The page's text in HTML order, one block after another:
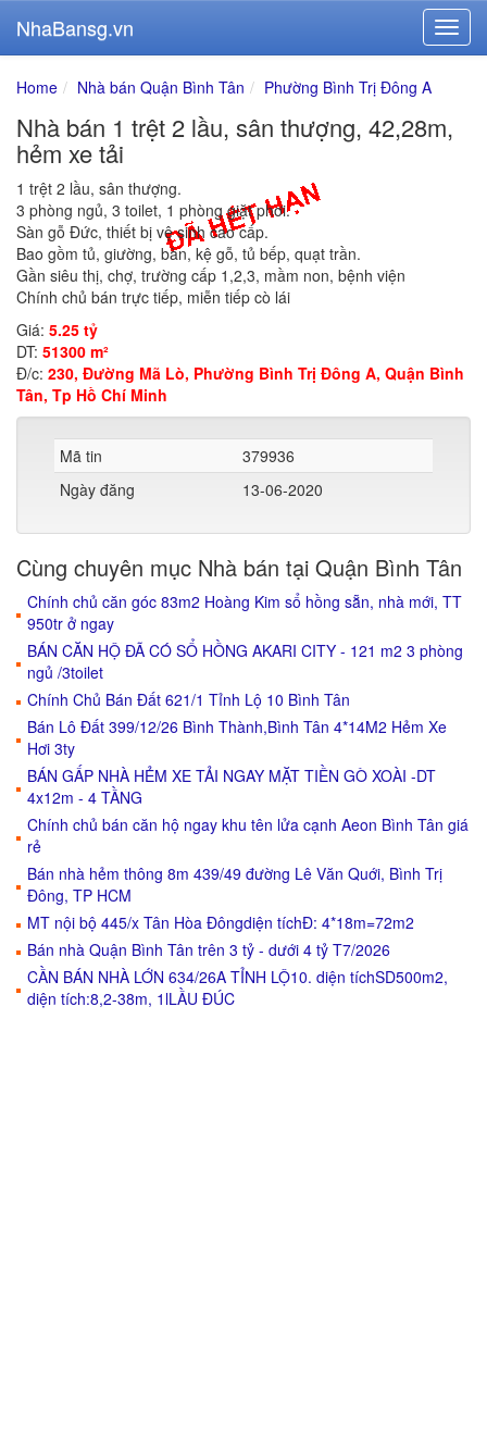
NhaBansg.vn
Home Nhà bán Quận Bình Tân Phường Bình Trị Đông A
Nhà bán 1 trệt 2 lầu, sân thượng, 42,28m,
hẻm xe tải
1 trệt 2 lầu, sân thượng.
3 phòng ngủ, 3 toilet, 1 phòng giặt phơi.
Sàn gỗ Đức, thiết bị vệ sinh cao cấp.
Bao gồm tủ, giường, bàn, kệ gỗ, tủ bếp, quạt trần.
Gần siêu thị, chợ, trường cấp 1,2,3, mầm non, bệnh viện
Chính chủ bán trực tiếp, miễn tiếp cò lái
Giá: 5.25 tỷ
DT: 51300 m²
Đ/c: 230, Đường Mã Lò, Phường Bình Trị Đông A, Quận Bình
Tân, Tp Hồ Chí Minh
Mã tin
379936
Ngày đăng
13-06-2020
Cùng chuyên mục Nhà bán tại Quận Bình Tân
Chính chủ căn góc 83m2 Hoàng Kim sổ hồng sẵn, nhà mới, TT
950tr ở ngay
BÁN CĂN HỘ ĐÃ CÓ SỔ HỒNG AKARI CITY - 121 m2 3 phòng
ngủ /3toilet
Chính Chủ Bán Đất 621/1 Tỉnh Lộ 10 Bình Tân
Bán Lô Đất 399/12/26 Bình Thành,Bình Tân 4*14M2 Hẻm Xe
Hơi 3ty
BÁN GẤP NHÀ HẺM XE TẢI NGAY MẶT TIỀN GÒ XOÀI -DT
4x12m - 4 TẦNG
Chính chủ bán căn hộ ngay khu tên lửa cạnh Aeon Bình Tân giá
rẻ
Bán nhà hẻm thông 8m 439/49 đường Lê Văn Quới, Bình Trị
Đông, TP HCM
MT nội bộ 445/x Tân Hòa Đôngdiện tíchĐ: 4*18m=72m2
Bán nhà Quận Bình Tân trên 3 tỷ - dưới 4 tỷ T7/2026
CẦN BÁN NHÀ LỚN 634/26A TỈNH LỘ10. diện tíchSD500m2,
diện tích:8,2-38m, 1lLẦU ĐÚC